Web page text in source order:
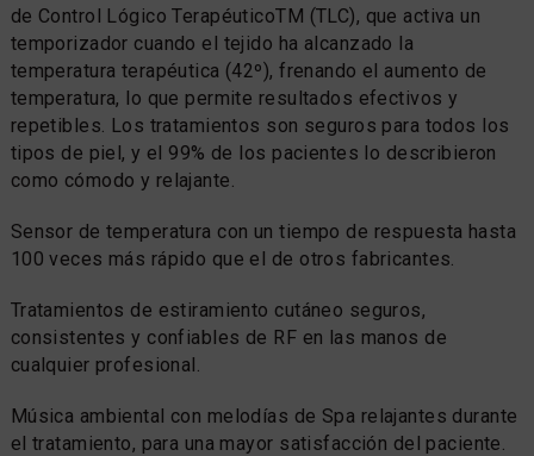
de Control Lógico TerapéuticoTM (TLC), que activa un
temporizador cuando el tejido ha alcanzado la
temperatura terapéutica (42º), frenando el aumento de
temperatura, lo que permite resultados efectivos y
repetibles. Los tratamientos son seguros para todos los
tipos de piel, y el 99% de los pacientes lo describieron
como cómodo y relajante.
Sensor de temperatura con un tiempo de respuesta hasta
100 veces más rápido que el de otros fabricantes.
Tratamientos de estiramiento cutáneo seguros,
consistentes y confiables de RF en las manos de
cualquier profesional.
Música ambiental con melodías de Spa relajantes durante
el tratamiento, para una mayor satisfacción del paciente.